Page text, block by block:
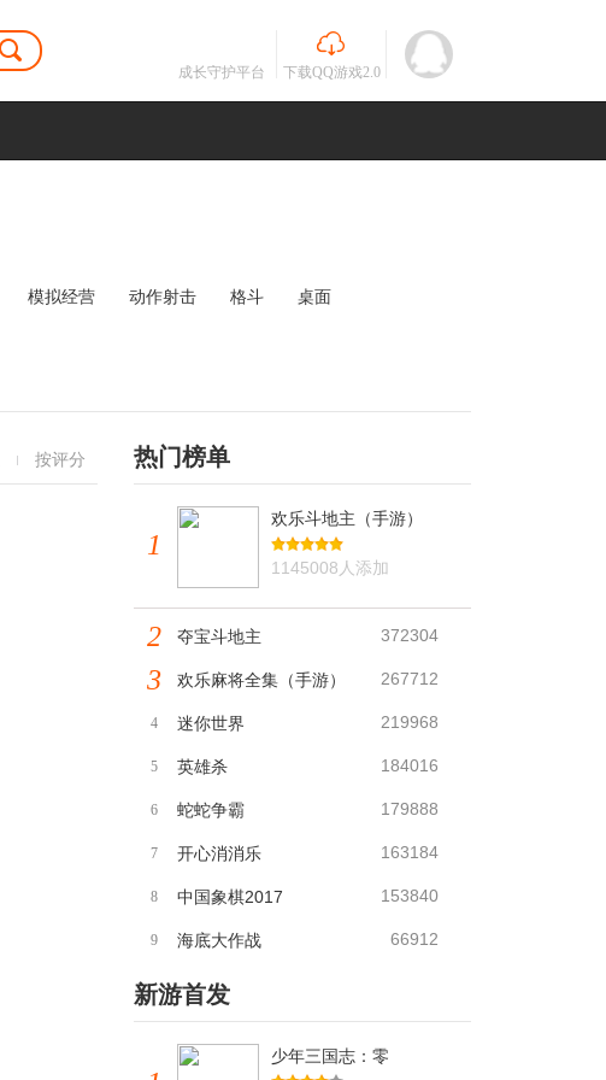
成长守护平台 下载QQ游戏2.0
模拟经营 动作射击 格斗
桌面
按评分 热门榜单
1
欢乐斗地主（手游）
1145008人添加
2 夺宝斗地主 372304
3 欢乐麻将全集（手游） 267712
4 迷你世界 219968
5 英雄杀 184016
6 蛇蛇争霸 179888
7 开心消消乐 163184
8 中国象棋2017 153840
9 海底大作战 66912
新游首发
少年三国志：零